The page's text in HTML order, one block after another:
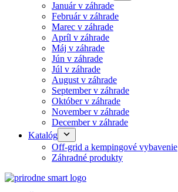
Január v záhrade
Február v záhrade
Marec v záhrade
Apríl v záhrade
Máj v záhrade
Jún v záhrade
Júl v záhrade
August v záhrade
September v záhrade
Október v záhrade
November v záhrade
December v záhrade
Katalóg
Off-grid a kempingové vybavenie
Záhradné produkty